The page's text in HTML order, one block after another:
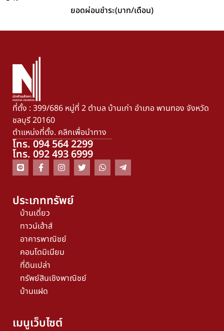
ยอดผ่อนชำระ(บาท/เดือน)
ที่ตั้ง : 399/686 หมู่ที่ 2 ตำบล บ้านเก่า อำเภอ พานทอง จังหวัด
ชลบุรี 20160
ตำแหน่งที่ตั้ง. คลิกเพื่อนำทาง
โทร. 094 564 2299
โทร. 092 493 6999
ประเภททรัพย์
บ้านเดี่ยว
ทาวน์เฮ้าส์
อาคารพาณิชย์
คอนโดมิเนียม
ที่ดินเปล่า
ทรัพย์สินเชิงพาณิชย์
บ้านแฝด
เมนูเว็บไซต์